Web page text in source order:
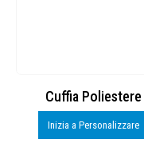
Poliestere
a Personalizzare